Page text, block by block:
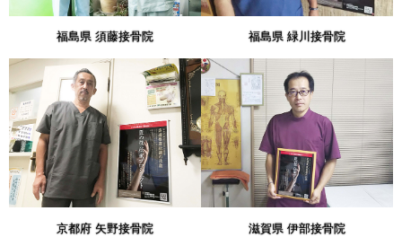
福島県 須藤接骨院 福島県 緑川接骨院
京都府 矢野接骨院 滋賀県 伊部接骨院